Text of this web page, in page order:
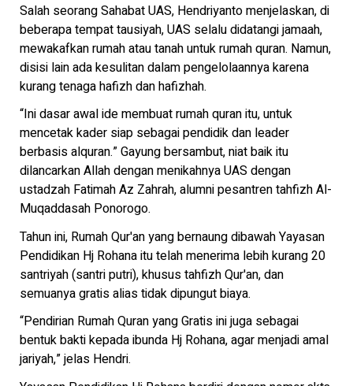
Salah seorang Sahabat UAS, Hendriyanto menjelaskan, di
beberapa tempat tausiyah, UAS selalu didatangi jamaah,
mewakafkan rumah atau tanah untuk rumah quran. Namun,
disisi lain ada kesulitan dalam pengelolaannya karena
kurang tenaga hafizh dan hafizhah.
“Ini dasar awal ide membuat rumah quran itu, untuk
mencetak kader siap sebagai pendidik dan leader
berbasis alquran.” Gayung bersambut, niat baik itu
dilancarkan Allah dengan menikahnya UAS dengan
ustadzah Fatimah Az Zahrah, alumni pesantren tahfizh Al-
Muqaddasah Ponorogo.
Tahun ini, Rumah Qur'an yang bernaung dibawah Yayasan
Pendidikan Hj Rohana itu telah menerima lebih kurang 20
santriyah (santri putri), khusus tahfizh Qur'an, dan
semuanya gratis alias tidak dipungut biaya.
“Pendirian Rumah Quran yang Gratis ini juga sebagai
bentuk bakti kepada ibunda Hj Rohana, agar menjadi amal
jariyah,” jelas Hendri.